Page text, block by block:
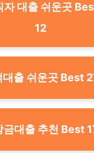
자 대출 쉬운곳
12
대출 쉬운곳 Best
금대출 추천 Best